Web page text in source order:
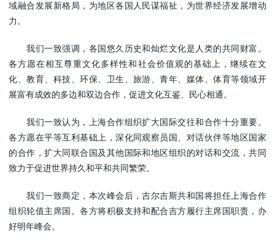
域融合发展新格局，为地区各国人民谋福祉，为世界经济发展增动
力。
我们一致强调，各国悠久历史和灿烂文化是人类的共同财富。
各方愿在相互尊重文化多样性和社会价值观的基础上，继续在文
化、教育、科技、环保、卫生、旅游、青年、媒体、体育等领域开
展富有成效的多边和双边合作，促进文化互鉴、民心相通。
我们一致认为，上海合作组织扩大国际交往和合作十分重要。
各方愿在平等互利基础上，深化同观察员国、对话伙伴等地区国家
的合作，扩大同联合国及其他国际和地区组织的对话和交流，共同
致力于促进世界持久和平和共同繁荣。
我们一致商定，本次峰会后，吉尔吉斯共和国将担任上海合作
组织轮值主席国。各方将积极支持和配合吉方履行主席国职责，办
好明年峰会。